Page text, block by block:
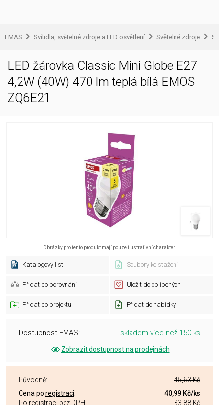
EMAS Svítidla, světelné zdroje a LED osvětlení Světelné zdroje
LED žárovka Classic Mini Globe E27
4,2W (40W) 470 lm teplá bílá EMOS
ZQ6E21
Obrázky pro tento produkt mají pouze ilustrativní charakter.
Katalogový list Soubory ke stažení
Přidat do porovnání Uložit do oblíbených
Přidat do projektu Přidat do nabídky
Dostupnost EMAS: skladem více než 150 ks
Zobrazit dostupnost na prodejnách
Původně:
45,63 Kč
Cena po registraci: 40,99 Kč/ks
Po registraci bez DPH:
33,88 Kč